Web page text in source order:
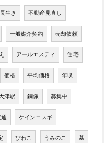
長生き 不動産見直し
一般媒介契約 売却依頼
アールエスティ 住宅
価格 平均価格 年収
津駅 銅像 募集中
ケインコスギ
びわこ うみのこ 墓